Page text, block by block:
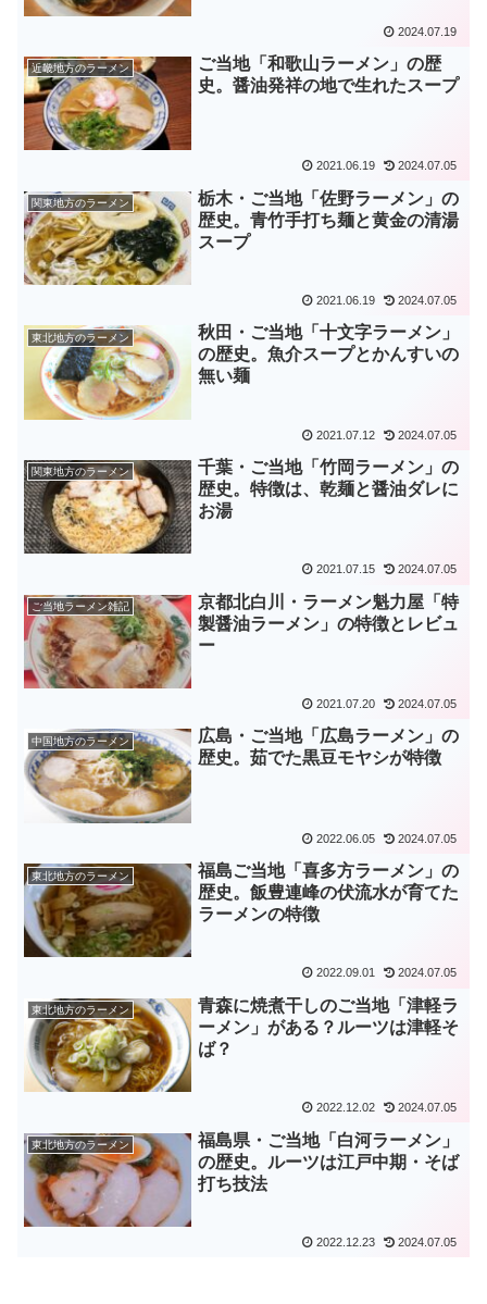
2024.07.19
近畿地方のラーメン
ご当地「和歌山ラーメン」の歴
史。醤油発祥の地で生れたスープ
2021.06.19 2024.07.05
関東地方のラーメン
栃木・ご当地「佐野ラーメン」の
歴史。青竹手打ち麺と黄金の清湯
スープ
2021.06.19 2024.07.05
東北地方のラーメン
秋田・ご当地「十文字ラーメン」
の歴史。魚介スープとかんすいの
無い麺
2021.07.12 2024.07.05
関東地方のラーメン
千葉・ご当地「竹岡ラーメン」の
歴史。特徴は、乾麺と醤油ダレに
お湯
2021.07.15 2024.07.05
ご当地ラーメン雑記
京都北白川・ラーメン魁力屋「特
製醤油ラーメン」の特徴とレビュ
ー
2021.07.20 2024.07.05
中国地方のラーメン
広島・ご当地「広島ラーメン」の
歴史。茹でた黒豆モヤシが特徴
2022.06.05 2024.07.05
東北地方のラーメン
福島ご当地「喜多方ラーメン」の
歴史。飯豊連峰の伏流水が育てた
ラーメンの特徴
2022.09.01 2024.07.05
東北地方のラーメン
青森に焼煮干しのご当地「津軽ラ
ーメン」がある？ルーツは津軽そ
ば？
2022.12.02 2024.07.05
東北地方のラーメン
福島県・ご当地「白河ラーメン」
の歴史。ルーツは江戸中期・そば
打ち技法
2022.12.23 2024.07.05